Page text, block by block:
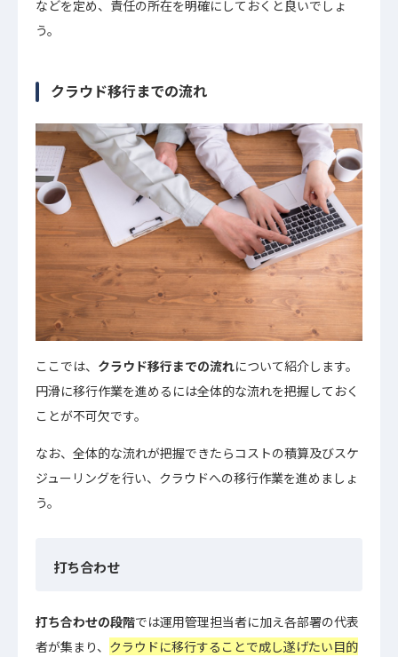
などを定め、責任の所在を明確にしておくと良いでしょ
う。
クラウド移行までの流れ
ここでは、 クラウド移行までの流れについて紹介します。
円滑に移行作業を進めるには全体的な流れを把握しておく
ことが不可欠です。
なお、全体的な流れが把握できたらコストの積算及びスケ
ジューリングを行い、クラウドへの移行作業を進めましょ
う。
打ち合わせ
打ち合わせの段階では運用管理担当者に加え各部署の代表
者が集まり、 クラウドに移行することで成し遂げたい目的